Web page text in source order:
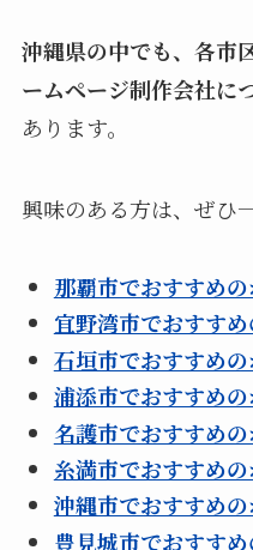
沖縄県の中でも、各市
ームページ制作会社に
あります。
興味のある方は、ぜひ
那覇市でおすすめ
宜野湾市でおすす
石垣市でおすすめ
浦添市でおすすめ
名護市でおすすめ
糸満市でおすすめ
沖縄市でおすすめ
豊見城市でおすす